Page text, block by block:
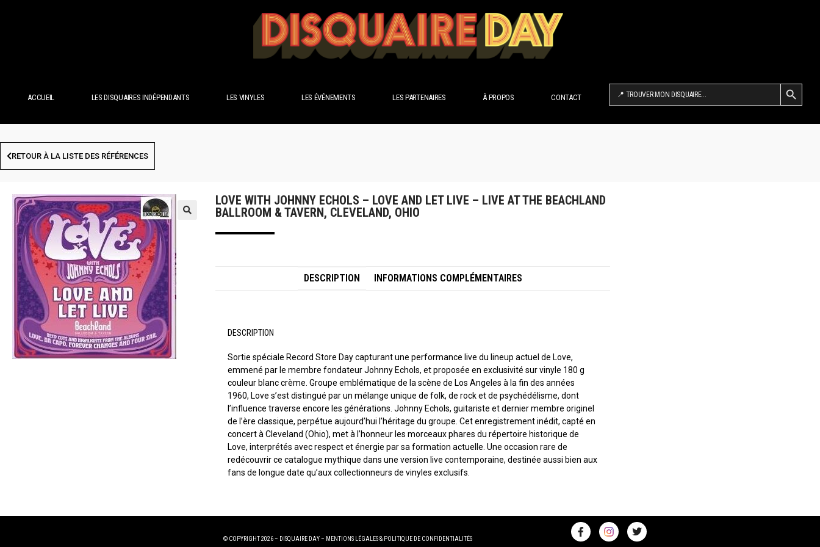
ACCUEIL LES DISQUAIRES INDÉPENDANTS LES VINYLES LES ÉVÉNEMENTS LES PARTENAIRES À PROPOS CONTACT
Search
for:
SEARCH BUTTON
RETOUR À LA LISTE DES RÉFÉRENCES
LOVE WITH JOHNNY ECHOLS – LOVE AND LET LIVE – LIVE AT THE BEACHLAND
BALLROOM & TAVERN, CLEVELAND, OHIO
DESCRIPTION INFORMATIONS COMPLÉMENTAIRES
DESCRIPTION
Sortie spéciale Record Store Day capturant une performance live du lineup actuel de Love,
emmené par le membre fondateur Johnny Echols, et proposée en exclusivité sur vinyle 180 g
couleur blanc crème. Groupe emblématique de la scène de Los Angeles à la fin des années
1960, Love s’est distingué par un mélange unique de folk, de rock et de psychédélisme, dont
l’influence traverse encore les générations. Johnny Echols, guitariste et dernier membre originel
de l’ère classique, perpétue aujourd’hui l’héritage du groupe. Cet enregistrement inédit, capté en
concert à Cleveland (Ohio), met à l’honneur les morceaux phares du répertoire historique de
Love, interprétés avec respect et énergie par sa formation actuelle. Une occasion rare de
redécouvrir ce catalogue mythique dans une version live contemporaine, destinée aussi bien aux
fans de longue date qu’aux collectionneurs de vinyles exclusifs.
© COPYRIGHT 2026 – DISQUAIRE DAY – MENTIONS LÉGALES& POLITIQUE DE CONFIDENTIALITÉS